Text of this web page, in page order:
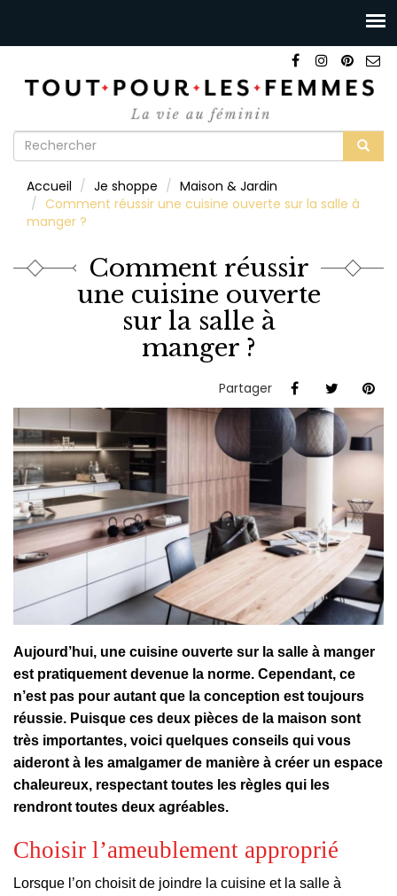
Formulaire
recherche
Accueil Je shoppe
Maison & Jardin
Comment réussir une cuisine ouverte sur la salle à
manger ?
Comment réussir
une cuisine ouverte
sur la salle à
manger ?
Partager
Aujourd’hui, une cuisine ouverte sur la salle à manger
est pratiquement devenue la norme. Cependant, ce
n’est pas pour autant que la conception est toujours
réussie. Puisque ces deux pièces de la maison sont
très importantes, voici quelques conseils qui vous
aideront à les amalgamer de manière à créer un espace
chaleureux, respectant toutes les règles qui les
rendront toutes deux agréables.
Choisir l’ameublement approprié
Lorsque l’on choisit de joindre la cuisine et la salle à